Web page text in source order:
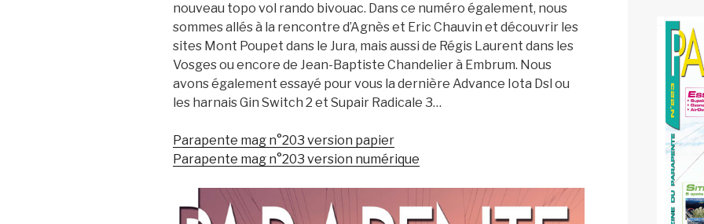
nouveau topo vol rando bivouac. Dans ce numéro également, nous
sommes allés à la rencontre d’Agnès et Eric Chauvin et découvrir les
sites Mont Poupet dans le Jura, mais aussi de Régis Laurent dans les
Vosges ou encore de Jean-Baptiste Chandelier à Embrum. Nous
avons également essayé pour vous la dernière Advance Iota Dsl ou
les harnais Gin Switch 2 et Supair Radicale 3…
Parapente mag n°203 version papier
Parapente mag n°203 version numérique